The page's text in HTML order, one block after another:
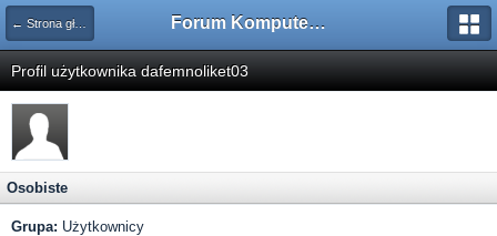
← Strona główna Forum Komputerowe PCFoster.pl
Profil użytkownika dafemnoliket03
Osobiste
Grupa: Użytkownicy